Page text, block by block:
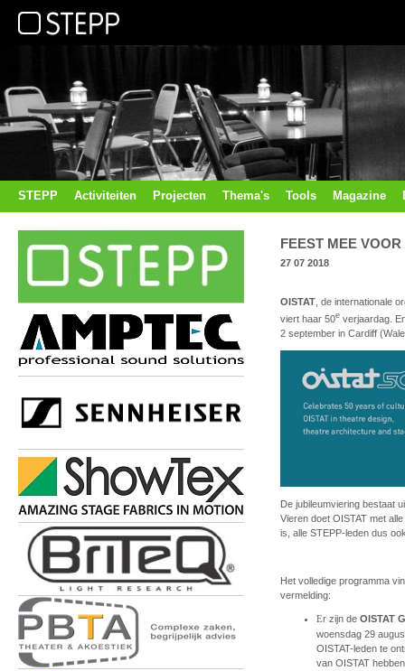
STEPP Activiteiten Projecten Thema's Tools Magazine
FEEST MEE
27 07 2018
OISTAT , de internationale
viert haar 50e verjaardag.
2 september in Cardiff
De jubileumviering bestaat
Vieren doet OISTAT met
is, alle STEPP-leden dus
Het volledige programma
vermelding:
Er zijn de OISTAT
woensdag 29
OISTAT-leden te
van OISTAT